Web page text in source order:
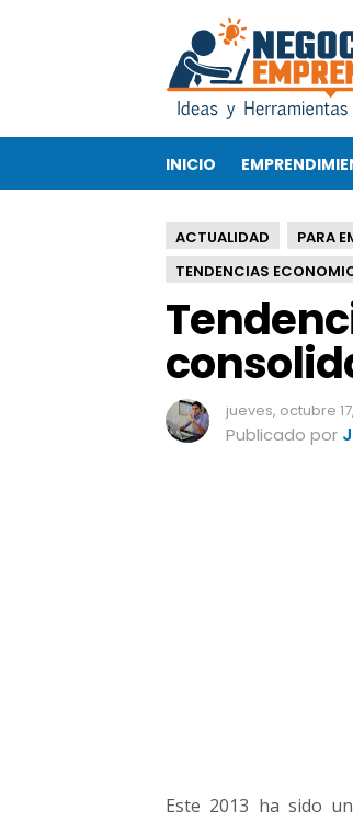
n
c
i
a
s
g
t
l
e
l
INICIO
ACTUALIDAD PARA
TENDENCIAS
jueves, octubre
Publicado por
Este 2013 ha sido